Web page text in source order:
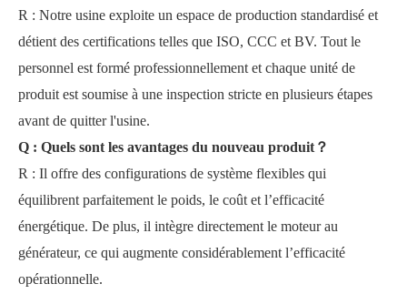
R : Notre usine exploite un espace de production standardisé et
détient des certifications telles que ISO, CCC et BV. Tout le
personnel est formé professionnellement et chaque unité de
produit est soumise à une inspection stricte en plusieurs étapes
avant de quitter l'usine.
Q : Quels sont les avantages du nouveau produit ？
R : Il offre des configurations de système flexibles qui
équilibrent parfaitement le poids, le coût et l’efficacité
énergétique. De plus, il intègre directement le moteur au
générateur, ce qui augmente considérablement l’efficacité
opérationnelle.